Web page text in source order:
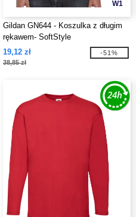
W1
Gildan GN644 - Koszulka z długim
rękawem- SoftStyle
19,12 zł
38,85 zł
-51%